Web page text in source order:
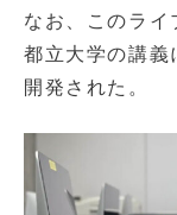
なお、このラ
都立大学の講義
開発された。